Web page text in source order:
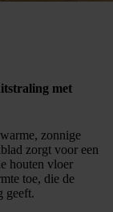
met
zonnige
zorgt voor een
houten vloer
toe, die de
geeft.